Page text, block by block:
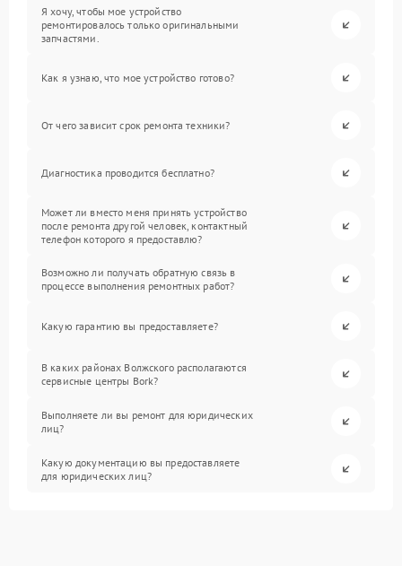
Я хочу, чтобы мое устройство
ремонтировалось только оригинальными
запчастями.
Как я узнаю, что мое устройство готово?
От чего зависит срок ремонта техники?
Диагностика проводится бесплатно?
Может ли вместо меня принять устройство
после ремонта другой человек, контактный
телефон которого я предоставлю?
Возможно ли получать обратную связь в
процессе выполнения ремонтных работ?
Какую гарантию вы предоставляете?
В каких районах Волжского располагаются
сервисные центры Bork?
Выполняете ли вы ремонт для юридических
лиц?
Какую документацию вы предоставляете
для юридических лиц?